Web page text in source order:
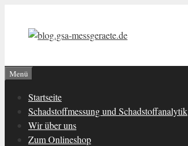
springen
Menü
Startseite
Schadstoffmessung und Schadstoffanalytik
Wir über uns
Zum Onlineshop